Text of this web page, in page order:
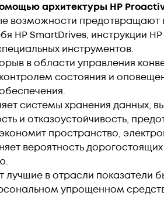
архитектуры HP
возможности
HP SmartDrives, инструкции
инструментов.
в области управления
состояния и
системы хранения данных,
и отказоустойчивость,
пространство,
вероятность
в отрасли показатели
упрощенном